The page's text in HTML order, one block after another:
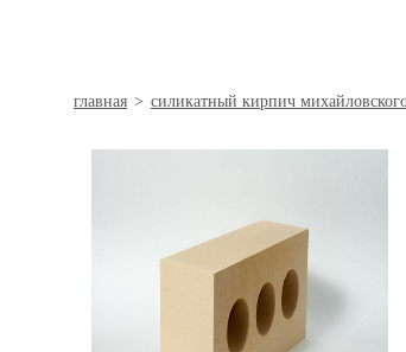
главная > силикатный кирпич